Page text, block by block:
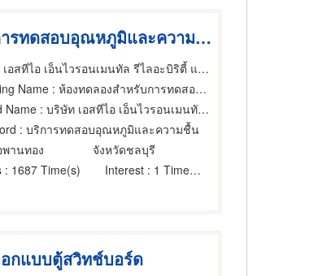
บริการทดสอบอุณหภูมิและความชื้น
บริษัท เอสทีไอ เอ็นไวรอนเมนทัล รีไลอะบิริตี้ แลบบอราทอรี่ จำกัด
Name : ห้องทดลองสำหรับการทดสอบ,งานทางอุตสาหกรรมทดสอบ,เครื่องมือทดสอบและตรวจสอบ
Name : บริษัท เอสทีไอ เอ็นไวรอนเมนทัล รีไลอะบิริตี้ แลบบอราทอรี่ จำกัด
: บริการทดสอบอุณหภูมิและความชื้น
พานทอง
จังหวัดชลบุรี
: 1687 Time(s) Interest : 1 Time(s)
กแบบตู้สวิทช์บอร์ด